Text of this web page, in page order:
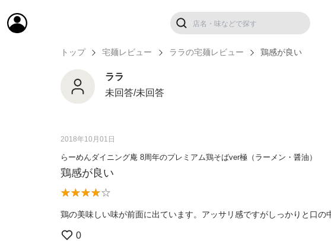
トップ 宅麺レビュー ララの宅麺レビュー 鶏感が良い
ララ
未回答/未回答
2018年10月01日
らーめんダイニング庵 8周年のプレミアム鶏そばver極（ラーメン・醤油）
鶏感が良い
鶏の美味しい味が前面に出ています。アッサリ感ですがしっかりと口の
0